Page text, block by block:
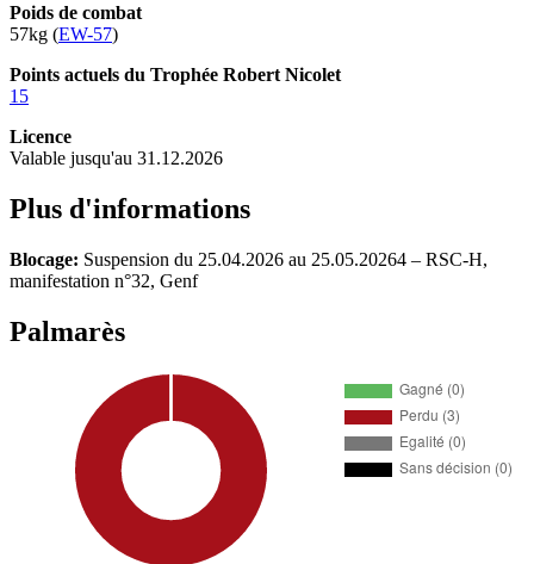
Poids de combat
57kg (EW-57)
Points actuels du Trophée Robert Nicolet
15
Licence
Valable jusqu'au 31.12.2026
Plus d'informations
Blocage: Suspension du 25.04.2026 au 25.05.20264 – RSC-H,
manifestation n°32, Genf
Palmarès